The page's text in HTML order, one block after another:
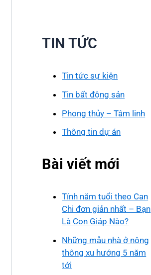
TIN TỨC
Tin tức sự kiện
Tin bất động sản
Phong thủy – Tâm linh
Thông tin dự án
Bài viết mới
Tính năm tuổi theo Can
Chi đơn giản nhất – Bạn
Là Con Giáp Nào?
Những mẫu nhà ở nông
thông xu hướng 5 năm
tới